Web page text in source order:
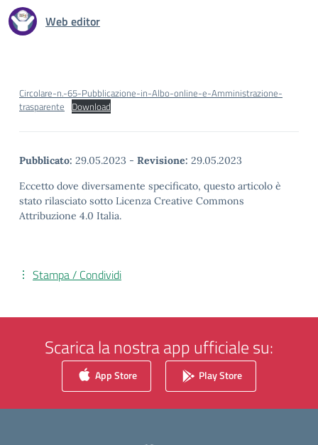
Web editor
Circolare-n.-65-Pubblicazione-in-Albo-online-e-Amministrazione-
trasparente Download
Pubblicato: 29.05.2023 - Revisione: 29.05.2023
Eccetto dove diversamente specificato, questo articolo è
stato rilasciato sotto Licenza Creative Commons
Attribuzione 4.0 Italia.
Stampa / Condividi
Scarica la nostra app ufficiale su:
App Store Play Store